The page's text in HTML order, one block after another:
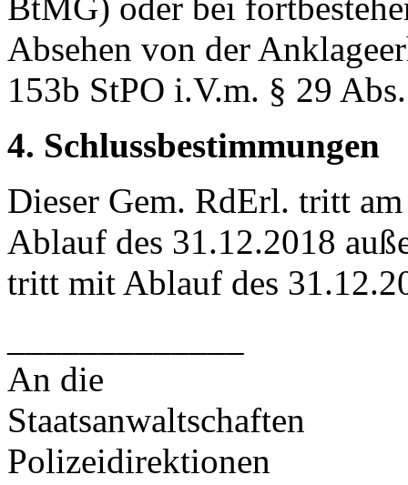
Absehen von der
153b StPO i.V.m. § 29
4. Schlussbestimmungen
Dieser Gem. RdErl. tritt
Ablauf des 31.12.2018
tritt mit Ablauf des
An die
Staatsanwaltschaften
Polizeidirektionen